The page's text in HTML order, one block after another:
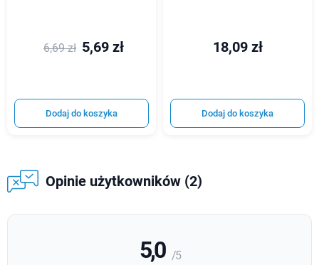
6,69 zł 5,69 zł
Dodaj do koszyka
18,09 zł
Dodaj do koszyka
Opinie użytkowników (2)
5,0 / 5